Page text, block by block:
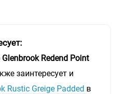
Redend Point
заинтересует и
Rustic Greige Padded в